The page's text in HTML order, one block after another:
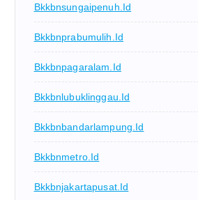
Bkkbnsungaipenuh.id
Bkkbnprabumulih.id
Bkkbnpagaralam.id
Bkkbnlubuklinggau.id
Bkkbnbandarlampung.id
Bkkbnmetro.id
Bkkbnjakartapusat.id